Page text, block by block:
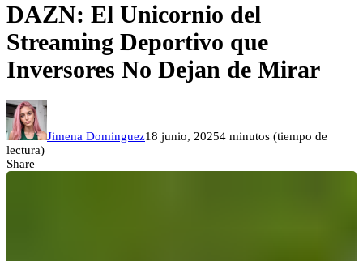
DAZN: El Unicornio del
Streaming Deportivo que
Inversores No Dejan de Mirar
Jimena Dominguez18 junio, 20254 minutos (tiempo de
lectura)
Share